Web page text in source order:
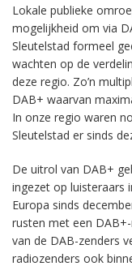
Lokale publieke
mogelijkheid om via
Sleutelstad formeel
wachten op de
deze regio. Zo’n
DAB+ waarvan
In onze regio waren
Sleutelstad er sinds
De uitrol van DAB+
ingezet op luisteraars
Europa sinds
rusten met een
van de DAB-zenders
radiozenders ook